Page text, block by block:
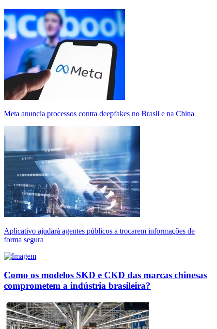
Meta anuncia processos contra deepfakes no Brasil e na China
Aplicativo ajudará agentes públicos a trocarem informações de
forma segura
Como os modelos SKD e CKD das marcas chinesas
comprometem a indústria brasileira?